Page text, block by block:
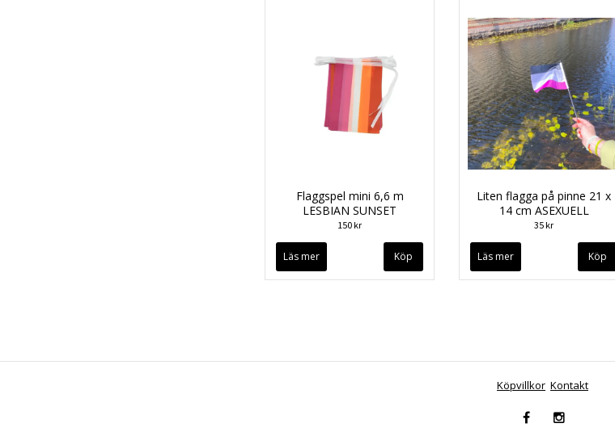
Flaggspel mini 6,6 m
LESBIAN SUNSET
150 kr
Läs mer
Liten flagga på pinne 21 x
14 cm ASEXUELL
35 kr
Läs mer
Köpvillkor Kontakt